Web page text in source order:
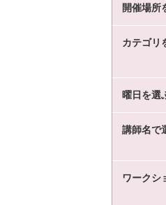
開催場所
カテゴリ
曜日を選
講師名で
ワークシ